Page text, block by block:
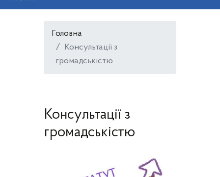
Головна
Консультації з
громадськістю
Консультації з
громадськістю